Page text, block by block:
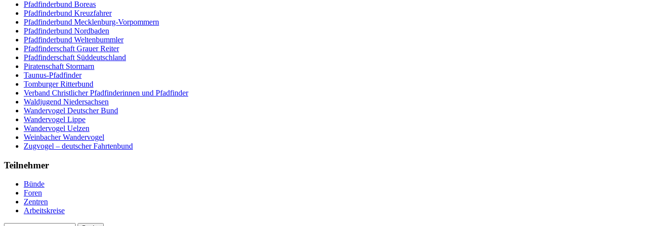
Pfadfinderbund Boreas
Pfadfinderbund Kreuzfahrer
Pfadfinderbund Mecklenburg-Vorpommern
Pfadfinderbund Nordbaden
Pfadfinderbund Weltenbummler
Pfadfinderschaft Grauer Reiter
Pfadfinderschaft Süddeutschland
Piratenschaft Stormarn
Taunus-Pfadfinder
Tomburger Ritterbund
Verband Christlicher Pfadfinderinnen und Pfadfinder
Waldjugend Niedersachsen
Wandervogel Deutscher Bund
Wandervogel Lippe
Wandervogel Uelzen
Weinbacher Wandervogel
Zugvogel – deutscher Fahrtenbund
Teilnehmer
Bünde
Foren
Zentren
Arbeitskreise